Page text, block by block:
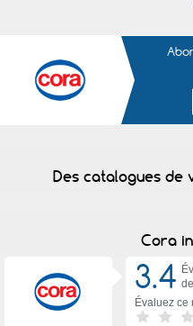
Des catalogues de
Cora
3.4 de
Évaluez ce